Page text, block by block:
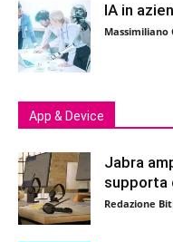
IA in
Massimiliano
App & Device
Jabra
supporta
Redazione